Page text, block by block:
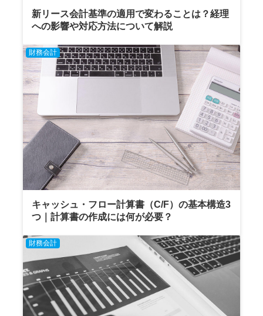
新リース会計基準の適用で変わることは？経理
への影響や対応方法について解説
財務会計
キャッシュ・フロー計算書（C/F）の基本構造3
つ｜計算書の作成には何が必要？
財務会計